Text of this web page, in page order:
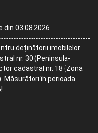
din 03.08.2026
deținătorii imobilelor
nr. 30 (Peninsula-
cadastral nr. 18 (Zona
Măsurători în perioada